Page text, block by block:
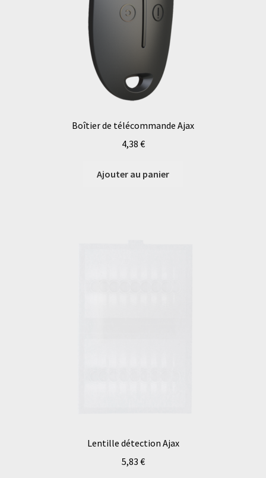
Boîtier de télécommande Ajax
4,38 €
Ajouter au panier
Lentille détection Ajax
5,83 €